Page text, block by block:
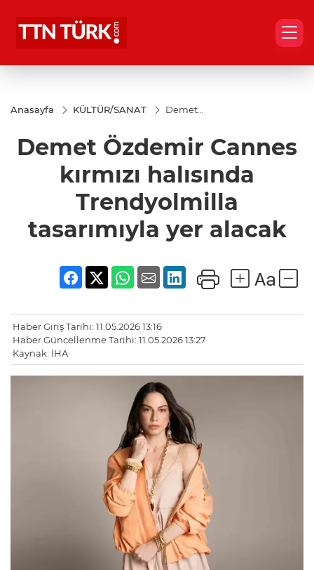
Anasayfa KÜLTÜR/SANAT
Demet
kırmızı
halısında
Trendyolmilla
tasarımıyla
Demet Özdemir Cannes
kırmızı halısında
Trendyolmilla
tasarımıyla yer alacak
Haber Giriş Tarihi: 11.05.2026 13:16
Haber Güncellenme Tarihi: 11.05.2026 13:27
Kaynak: İHA